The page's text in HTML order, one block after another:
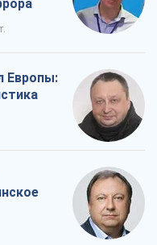
Европы: